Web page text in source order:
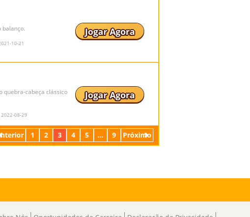
balanço.
10-21
Jogar Agora
quebra-cabeça clássico
08-29
Jogar Agora
1 2 3 4 5 ... 9 Próximo